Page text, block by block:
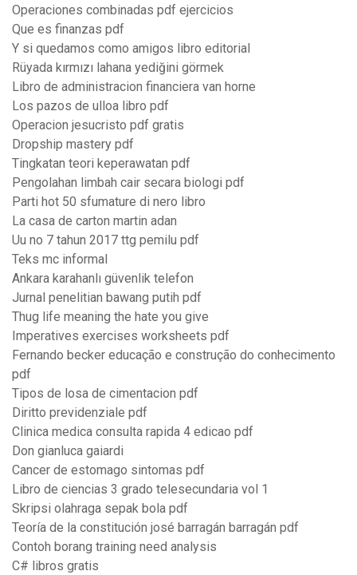
Operaciones combinadas pdf ejercicios
Que es finanzas pdf
Y si quedamos como amigos libro editorial
Rüyada kırmızı lahana yediğini görmek
Libro de administracion financiera van horne
Los pazos de ulloa libro pdf
Operacion jesucristo pdf gratis
Dropship mastery pdf
Tingkatan teori keperawatan pdf
Pengolahan limbah cair secara biologi pdf
Parti hot 50 sfumature di nero libro
La casa de carton martin adan
Uu no 7 tahun 2017 ttg pemilu pdf
Teks mc informal
Ankara karahanlı güvenlik telefon
Jurnal penelitian bawang putih pdf
Thug life meaning the hate you give
Imperatives exercises worksheets pdf
Fernando becker educação e construção do conhecimento
pdf
Tipos de losa de cimentacion pdf
Diritto previdenziale pdf
Clinica medica consulta rapida 4 edicao pdf
Don gianluca gaiardi
Cancer de estomago sintomas pdf
Libro de ciencias 3 grado telesecundaria vol 1
Skripsi olahraga sepak bola pdf
Teoría de la constitución josé barragán barragán pdf
Contoh borang training need analysis
C# libros gratis